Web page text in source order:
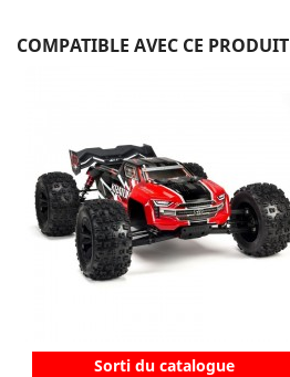
COMPATIBLE AVEC CE PRODUIT
Sorti du catalogue